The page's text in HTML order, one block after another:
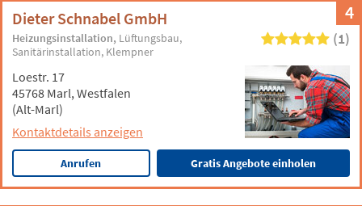
4
Dieter Schnabel GmbH
Heizungsinstallation Lüftungsbau
Sanitärinstallation Klempner
(1)
Loestr. 17
45768 Marl, Westfalen
(Alt-Marl)
Kontaktdetails anzeigen
Anrufen Gratis Angebote einholen